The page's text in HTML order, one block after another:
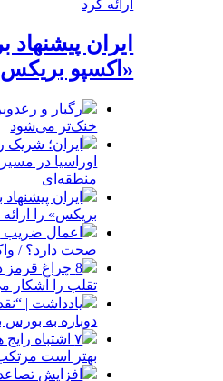
ایران
«اکسپو
رگبار و
خنک‌تر می‌شود
ایران؛ شریک
اوراسیا در
منطقه‌ای
ایران
بریکس» را
صحت دارد؟ /
8 چراغ
تقلب را آشکار
یادداشت |
دوباره به
۷ اشتباه
بهتر است
افزایش